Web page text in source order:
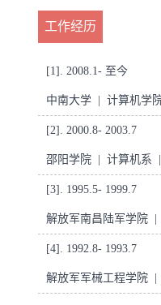
工作经历
[1]. 2008.1- 至今
中南大学 | 计算机学
[2]. 2000.8- 2003.7
邵阳学院 | 计算机系
[3]. 1995.5- 1999.7
解放军南昌陆军学
[4]. 1992.8- 1993.7
解放军军械工程学院